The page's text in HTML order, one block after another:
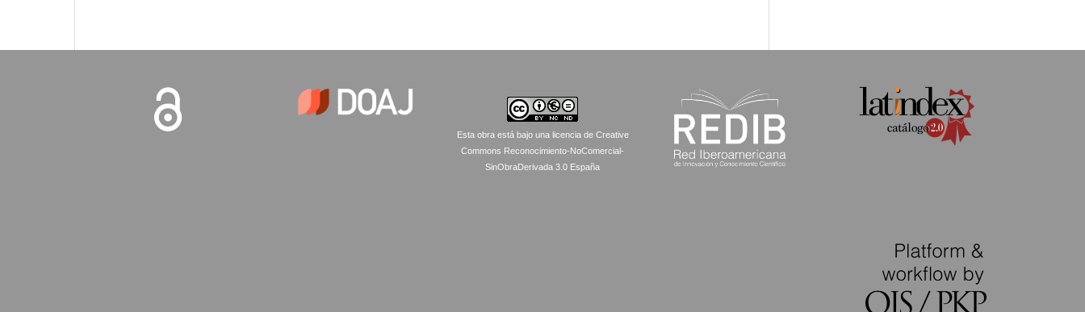
Esta obra está bajo una licencia de Creative
Commons Reconocimiento-NoComercial-
SinObraDerivada 3.0 España